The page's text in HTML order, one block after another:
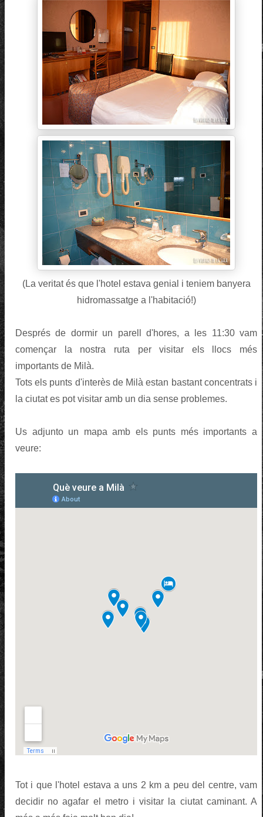
(La veritat és que l'hotel estava genial i teniem banyera
hidromassatge a l'habitació!)
Després de dormir un parell d'hores, a les 11:30 vam
començar la nostra ruta per visitar els llocs més
importants de Milà.
Tots els punts d'interès de Milà estan bastant concentrats i
la ciutat es pot visitar amb un dia sense problemes.
Us adjunto un mapa amb els punts més importants a
veure:
Tot i que l'hotel estava a uns 2 km a peu del centre, vam
decidir no agafar el metro i visitar la ciutat caminant. A